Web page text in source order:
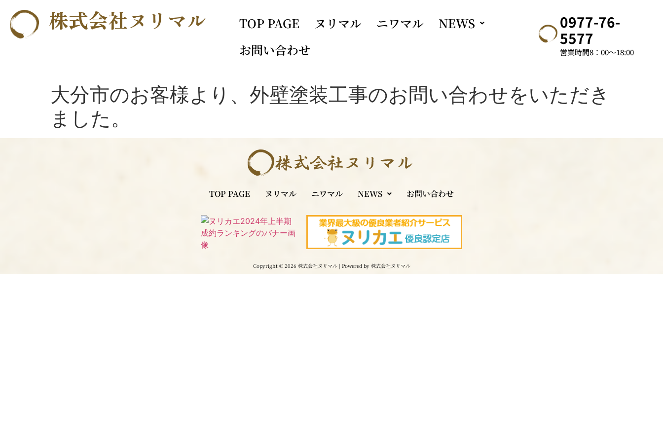
株式会社ヌリマル TOP PAGE ヌリマル ニワマル
NEWS
お問い合わせ
0977-76-
5577
営業時間8：00～18:00
大分市のお客様より、外壁塗装工事のお問い合わせをいただき
ました。
TOP PAGE ヌリマル ニワマル NEWS お問い合わせ
Copyright © 2026 株式会社ヌリマル | Powered by 株式会社ヌリマル